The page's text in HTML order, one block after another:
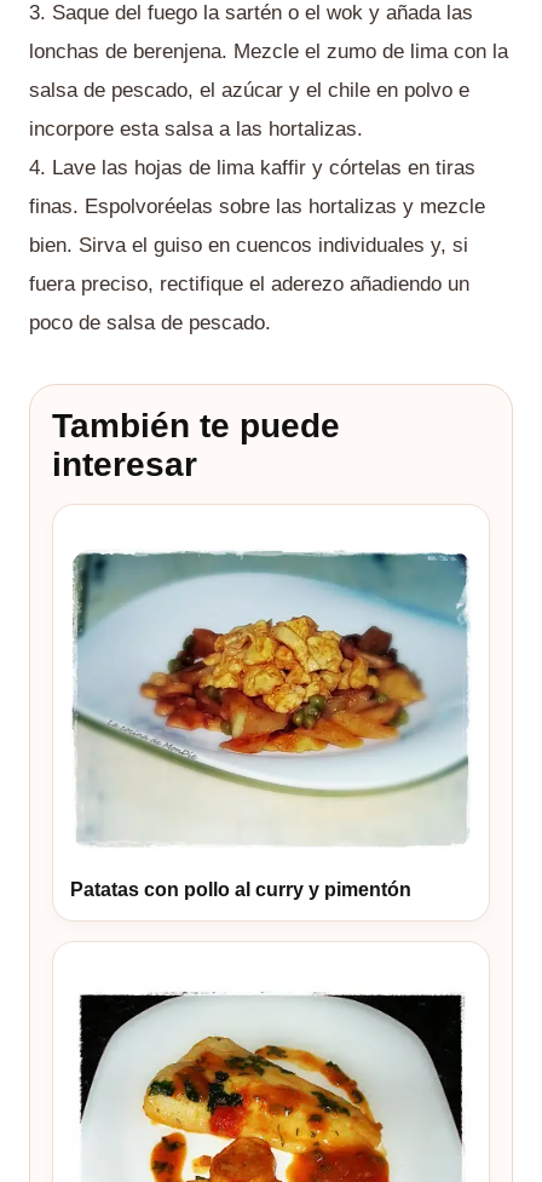
3. Saque del fuego la sartén o el wok y añada las
lonchas de berenjena. Mezcle el zumo de lima con la
salsa de pescado, el azúcar y el chile en polvo e
incorpore esta salsa a las hortalizas.
4. Lave las hojas de lima kaffir y córtelas en tiras
finas. Espolvoréelas sobre las hortalizas y mezcle
bien. Sirva el guiso en cuencos individuales y, si
fuera preciso, rectifique el aderezo añadiendo un
poco de salsa de pescado.
También te puede
interesar
Patatas con pollo al curry y pimentón